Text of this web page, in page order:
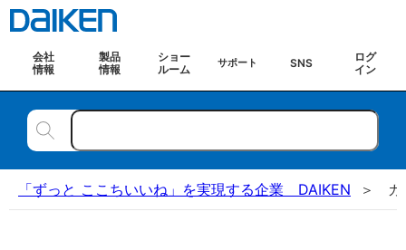
会社
情報
製品
情報
ショー
ルーム
サポート SNS
ログ
イン
「ずっと ここちいいね」を実現する企業 DAIKEN